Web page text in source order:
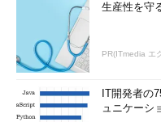
生産性を守
PR(ITmedia エ
IT開発者の
ュニケーシ